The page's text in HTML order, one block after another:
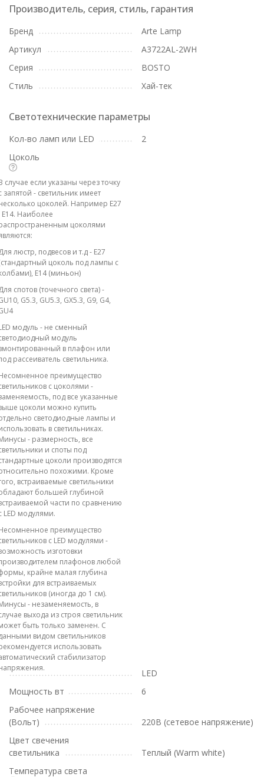
Производитель, серия, стиль, гарантия
Бренд
Arte Lamp
Артикул
A3722AL-2WH
Серия
BOSTO
Стиль
Хай-тек
Светотехнические параметры
Кол-во ламп или LED
2
Цоколь
случае если указаны через точку
запятой - светильник имеет
цоколей. Например E27
E14. Наиболее
цоколями
люстр, подвесов и т.д - E27
цоколь под лампы с
E14 (миньон)
спотов (точечного света) -
G5.3, GU5.3, GX5.3, G9, G4,
модуль - не сменный
модуль
в плафон или
рассеиватель светильника.
преимущество
с цоколями -
под все указанные
цоколи можно купить
светодиодные лампы и
в светильниках.
- размерность, все
и споты под
цоколи производятся
похожими. Кроме
встраиваемые светильники
большей глубиной
части по сравнению
LED модулями.
преимущество
с LED модулями -
изготовки
плафонов любой
крайне малая глубина
для встраиваемых
(иногда до 1 см).
- незаменяемость, в
выхода из строя светильник
быть только заменен. С
видом светильников
использовать
стабилизатор
LED
Мощность вт
6
Рабочее напряжение
(Вольт)
220В (сетевое напряжение)
Цвет свечения
светильника
Теплый (Warm white)
Температура света